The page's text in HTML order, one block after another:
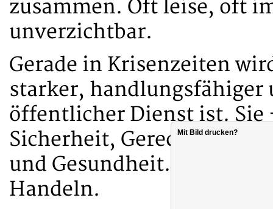
zusammen. Oft leise, oft
unverzichtbar.
Gerade in Krisenzeiten
starker, handlungsfähiger
öffentlicher Dienst ist. Sie
Sicherheit, Gerechtigkeit,
und Gesundheit. Sie
Handeln.
Mit Bild drucken?